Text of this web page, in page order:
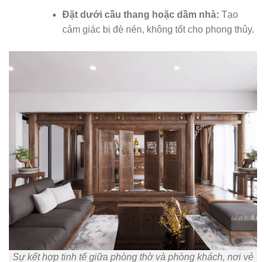
Đặt dưới cầu thang hoặc dầm nhà: Tạo
cảm giác bị đè nén, không tốt cho phong thủy.
Sự kết hợp tinh tế giữa phòng thờ và phòng khách, nơi vẻ